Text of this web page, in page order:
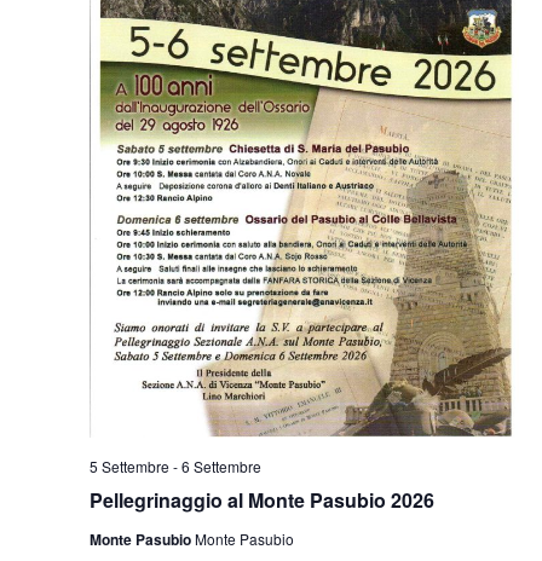
Pellegrinaggio al Monte Pasubio 2026
5 Settembre -6 Settembre
Monte PasubioMonte Pasubio